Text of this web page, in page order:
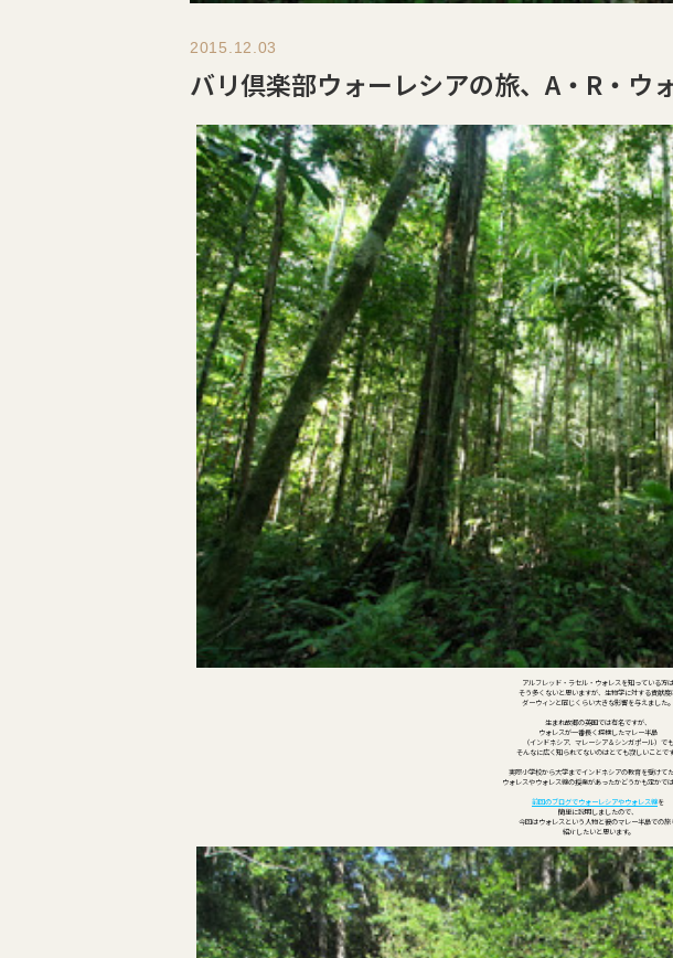
2015.12.03
バリ倶楽部ウォーレシアの旅、A・R・ウ
アルフレッド・ラセル・ウォレスを知っている方は
そう多くないと思いますが、生物学に対する貢献度
ダーウィンと同じくらい大きな影響を与えました。
生まれ故郷の英国では有名ですが、
ウォレスが一番長く探検したマレー半島
（インドネシア、マレーシア＆シンガポール）でも
そんなに広く知られてないのはとても寂しいことです
実際小学校から大学までインドネシアの教育を受けて
ウォレスやウォレス線の授業があったかどうかも定かでは
前回のブログでウォーレシアやウォレス線を
簡単に説明しましたので、
今回はウォレスという人物と彼のマレー半島での旅
紹介したいと思います。